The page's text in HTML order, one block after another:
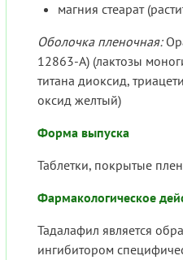
магния стеарат
Оболочка пленочная:
12863-A) (лактозы
титана диоксид,
оксид желтый)
Форма выпуска
Таблетки, покрытые
Фармакологическое
Тадалафил является
ингибитором